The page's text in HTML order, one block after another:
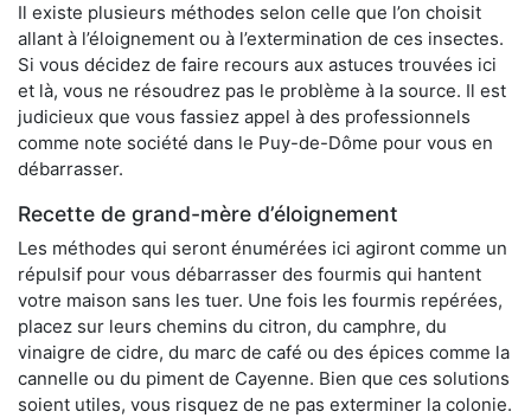
Il existe plusieurs méthodes selon celle que l’on choisit
allant à l’éloignement ou à l’extermination de ces insectes.
Si vous décidez de faire recours aux astuces trouvées ici
et là, vous ne résoudrez pas le problème à la source. Il est
judicieux que vous fassiez appel à des professionnels
comme note société dans le Puy-de-Dôme pour vous en
débarrasser.
Recette de grand-mère d’éloignement
Les méthodes qui seront énumérées ici agiront comme un
répulsif pour vous débarrasser des fourmis qui hantent
votre maison sans les tuer. Une fois les fourmis repérées,
placez sur leurs chemins du citron, du camphre, du
vinaigre de cidre, du marc de café ou des épices comme la
cannelle ou du piment de Cayenne. Bien que ces solutions
soient utiles, vous risquez de ne pas exterminer la colonie.